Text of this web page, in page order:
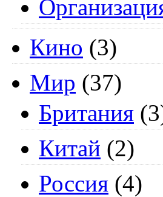
Кино (3)
Мир (37)
Британия
Китай (2)
Россия (4)